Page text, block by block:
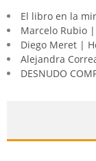
El libro en la
Marcelo Rubio
Diego Meret |
Alejandra
DESNUDO